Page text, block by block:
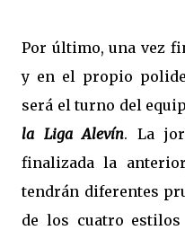
Por último, una vez
y en el propio
será el turno del
la Liga Alevín. La
finalizada la
tendrán diferentes
de los cuatro